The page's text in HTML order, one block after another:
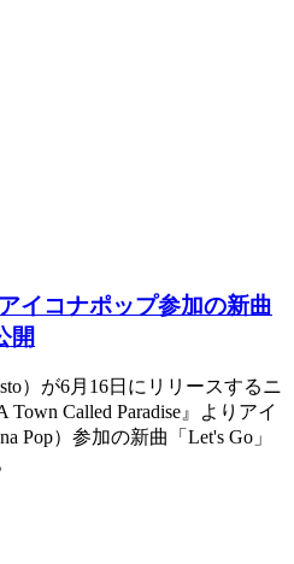
イコナポップ参加の新曲
開
）が6月16日にリリースするニ
Town Called Paradise』よりアイ
Pop）参加の新曲「Let's Go」